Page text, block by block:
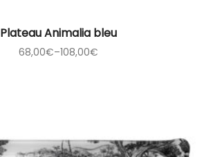
Plateau Animalia bleu
68,00€–108,00€